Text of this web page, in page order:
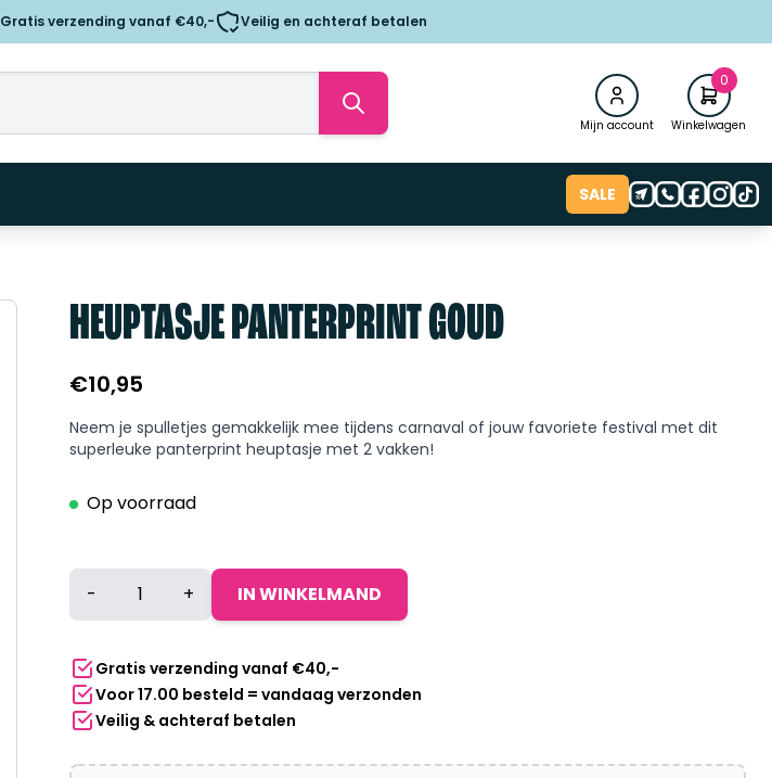
Gratis verzending vanaf €40,- Veilig en achteraf betalen
Mijn account
0
Winkelwagen
SALE
HEUPTASJE PANTERPRINT GOUD
€10,95
Neem je spulletjes gemakkelijk mee tijdens carnaval of jouw favoriete festival met dit
superleuke panterprint heuptasje met 2 vakken!
Op voorraad
Heuptasje
panterprint
aantal
- + IN WINKELMAND
Gratis verzending vanaf €40,-
Voor 17.00 besteld = vandaag verzonden
Veilig & achteraf betalen